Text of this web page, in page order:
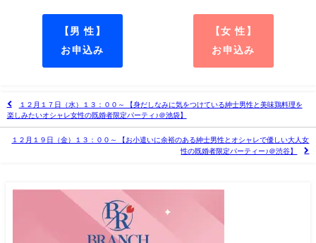
【男 性】
お申込み
【女 性】
お申込み
１２月１７日（水）１３：００～ 【身だしなみに気をつけている紳士男性と美味鶏料理を
楽しみたいオシャレ女性の既婚者限定パーティ♪＠池袋】
１２月１９日（金）１３：００～ 【お小遣いに余裕のある紳士男性とオシャレで優しい大人女
性の既婚者限定パーティー♪＠渋谷】